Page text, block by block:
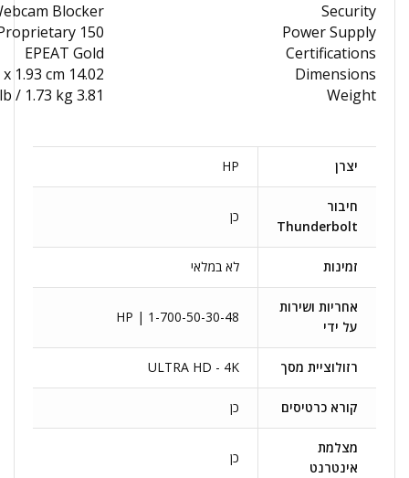
Security
Blocker
Power Supply
150 W with Barrel/Proprietary
Certifications
EPEAT Gold
Dimensions
14.02 x 9.54 x 0.76" / 35.61 x 24.23 x 1.93 cm
Weight
3.81 lb / 1.73 kg
יצרן HP
חיבור
Thunderbolt
כן
זמינות לא במלאי
אחריות ושירות
על ידי
HP | 1-700-50-30-48
רזולוציית מסך ULTRA HD - 4K
קורא כרטיסים כן
מצלמת
אינטרנט
כן